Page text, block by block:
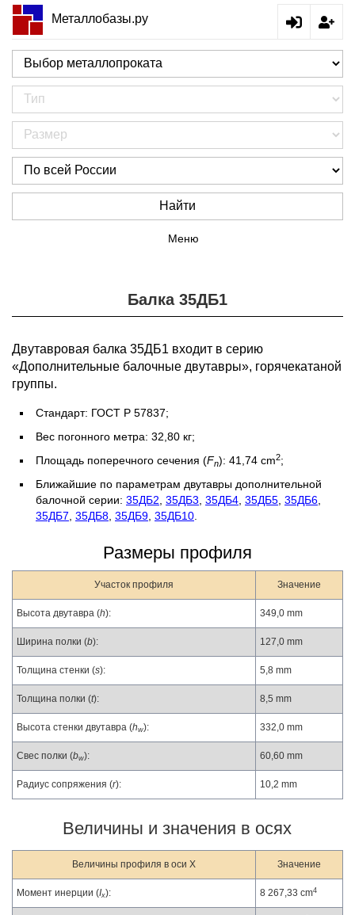
Металлобазы.ру
Найти
Меню
Балка 35ДБ1
Двутавровая балка 35ДБ1 входит в серию
«Дополнительные балочные двутавры», горячекатаной
группы.
Стандарт: ГОСТ Р 57837;
Вес погонного метра: 32,80 кг;
Площадь поперечного сечения (Fn): 41,74 cm2;
Ближайшие по параметрам двутавры дополнительной
балочной серии: 35ДБ2 35ДБ3 35ДБ4 35ДБ5 35ДБ6
35ДБ7 35ДБ8 35ДБ9 35ДБ10
Размеры профиля
Участок профиля Значение
Высота двутавра (h): 349,0 mm
Ширина полки (b): 127,0 mm
Толщина стенки (s): 5,8 mm
Толщина полки (t): 8,5 mm
Высота стенки двутавра (hw): 332,0 mm
Свес полки (bw): 60,60 mm
Радиус сопряжения (r): 10,2 mm
Величины и значения в осях
Величины профиля в оси X Значение
Момент инерции (Ix): 8 267,33 cm4